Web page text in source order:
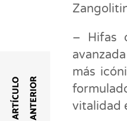
– Hifas
más
vitalidad
A
R
T
Í
C
U
L
O
A
N
T
E
R
I
O R